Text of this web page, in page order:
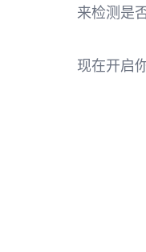
来检测是
现在开启